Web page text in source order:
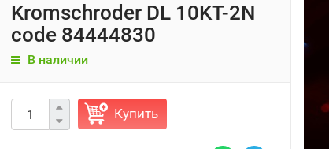
Kromschroder DL 10KT-2N
code 84444830
В наличии
Купить